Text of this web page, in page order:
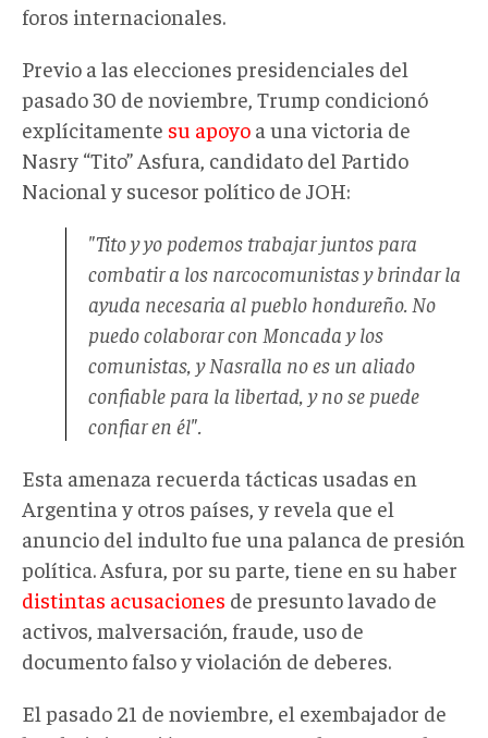
foros internacionales.
Previo a las elecciones presidenciales del
pasado 30 de noviembre, Trump condicionó
explícitamente su apoyo a una victoria de
Nasry “Tito” Asfura, candidato del Partido
Nacional y sucesor político de JOH:
"Tito y yo podemos trabajar juntos para
combatir a los narcocomunistas y brindar la
ayuda necesaria al pueblo hondureño. No
puedo colaborar con Moncada y los
comunistas, y Nasralla no es un aliado
confiable para la libertad, y no se puede
confiar en él".
Esta amenaza recuerda tácticas usadas en
Argentina y otros países, y revela que el
anuncio del indulto fue una palanca de presión
política. Asfura, por su parte, tiene en su haber
distintas acusaciones de presunto lavado de
activos, malversación, fraude, uso de
documento falso y violación de deberes.
El pasado 21 de noviembre, el exembajador de